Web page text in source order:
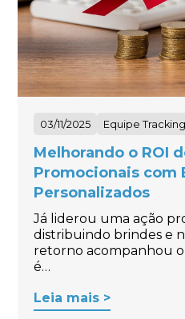
03/11/2025 Equipe
Melhorando o ROI
Promocionais com
Personalizados
Já liderou uma ação
distribuindo brindes e
retorno acompanhou
é…
Leia mais >